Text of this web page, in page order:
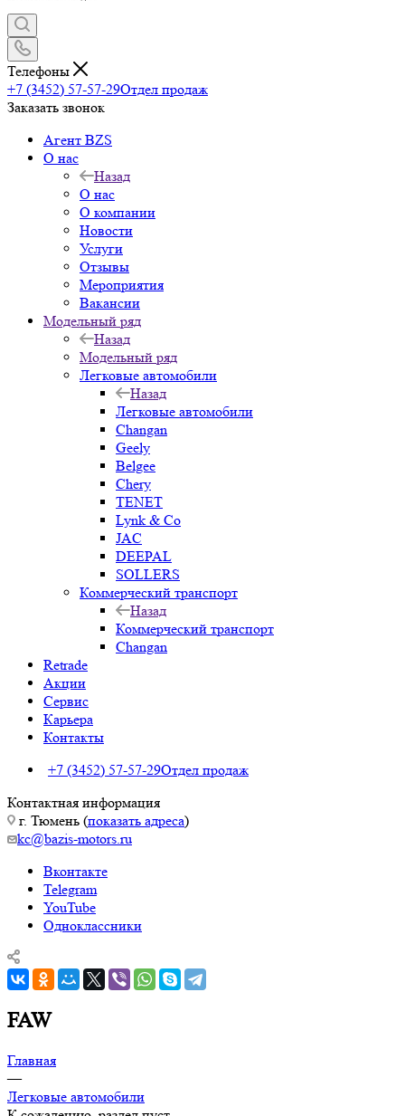
Телефоны
+7 (3452) 57-57-29Отдел продаж
Заказать звонок
Агент BZS
О нас
Назад
О нас
О компании
Новости
Услуги
Отзывы
Мероприятия
Вакансии
Модельный ряд
Назад
Модельный ряд
Легковые автомобили
Назад
Легковые автомобили
Changan
Geely
Belgee
Chery
TENET
Lynk & Co
JAC
DEEPAL
SOLLERS
Коммерческий транспорт
Назад
Коммерческий транспорт
Changan
Retrade
Акции
Сервис
Карьера
Контакты
+7 (3452) 57-57-29Отдел продаж
Контактная информация
г. Тюмень (показать адреса)
kc@bazis-motors.ru
Вконтакте
Telegram
YouTube
Одноклассники
FAW
Главная
—
Легковые автомобили